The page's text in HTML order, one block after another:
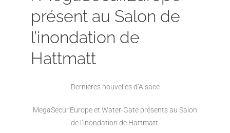
présent au Salon de
l’inondation de
Hattmatt
Dernières nouvelles d’Alsace
MegaSecur.Europe et Water-Gate présents au Salon
de l’inondation de Hattmatt.